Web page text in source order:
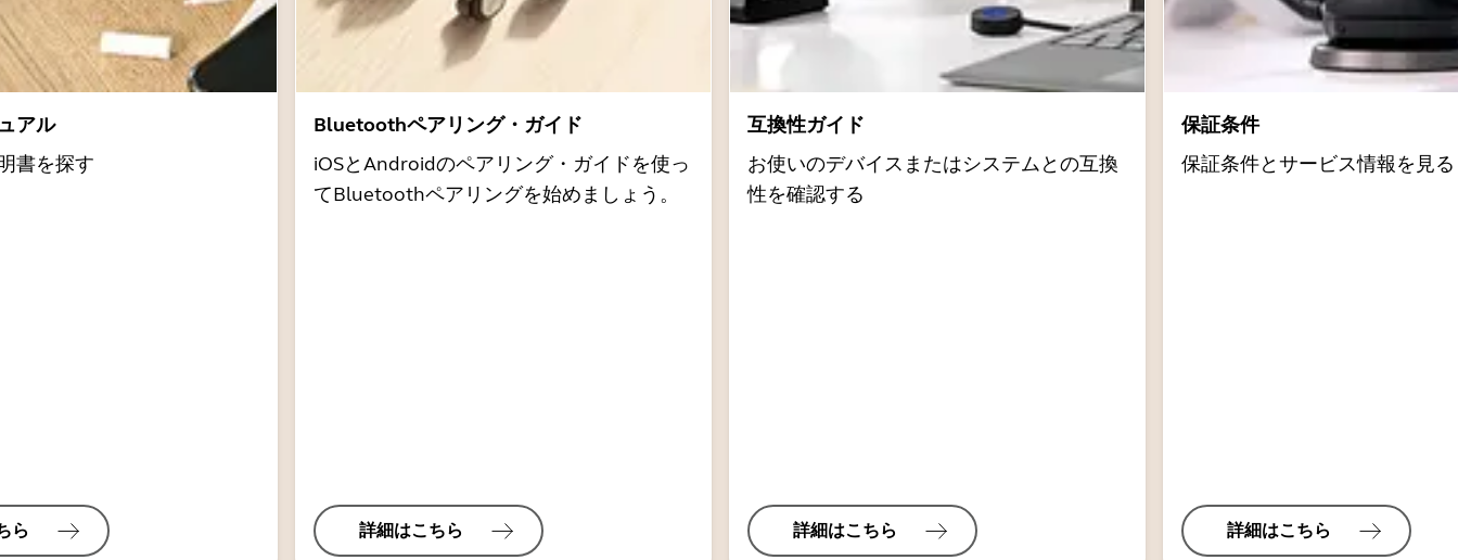
アル
書を探す
ら
Bluetoothペアリング・ガイド
iOSとAndroidのペアリング・ガイドを使っ
てBluetoothペアリングを始めましょう。
詳細はこちら
互換性ガイド
お使いのデバイスまたはシステムとの互換
性を確認する
詳細はこちら
保証条件
保証条件とサービス情報を見る
詳細はこちら